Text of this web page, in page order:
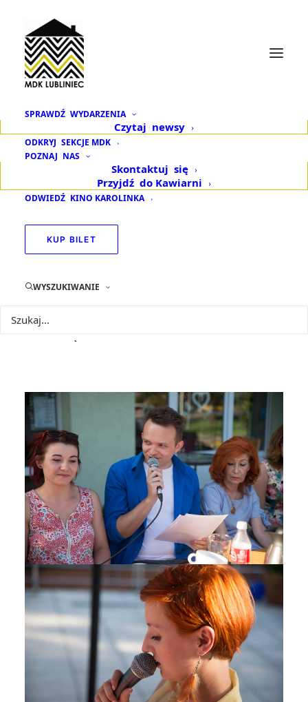
SPRAWDŹ WYDARZENIA
Czytaj newsy
ODKRYJ SEKCJE MDK
POZNAJ NAS
Skontaktuj się
Przyjdź do Kawiarni
ODWIEDŹ KINO KAROLINKA
KUP BILET
WYSZUKIWANIE
Poezja z Teatrem po
pracy – Tomasz
Maniura foto.
Czesława Włuka